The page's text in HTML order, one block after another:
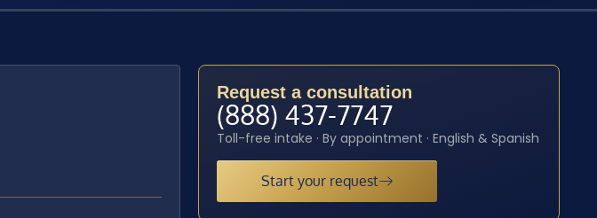
Request a consultation
(888) 437-7747
Toll-free intake · By appointment · English & Spanish
Start your request